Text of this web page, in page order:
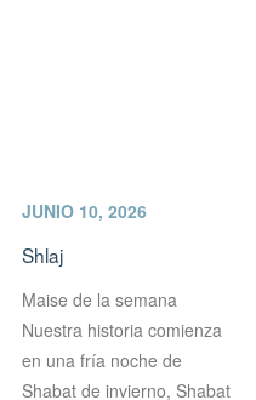
JUNIO 10, 2026
Shlaj
Maise de la semana
Nuestra historia comienza
en una fría noche de
Shabat de invierno, Shabat